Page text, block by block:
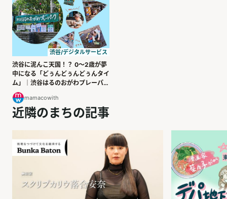
渋谷/デジタルサービス
渋谷に泥んこ天国！？ 0〜2歳が夢
中になる「どぅんどぅんどぅんタイ
ム」｜渋谷はるのおがわプレーパー
ク
mamacowith
近隣のまちの記事